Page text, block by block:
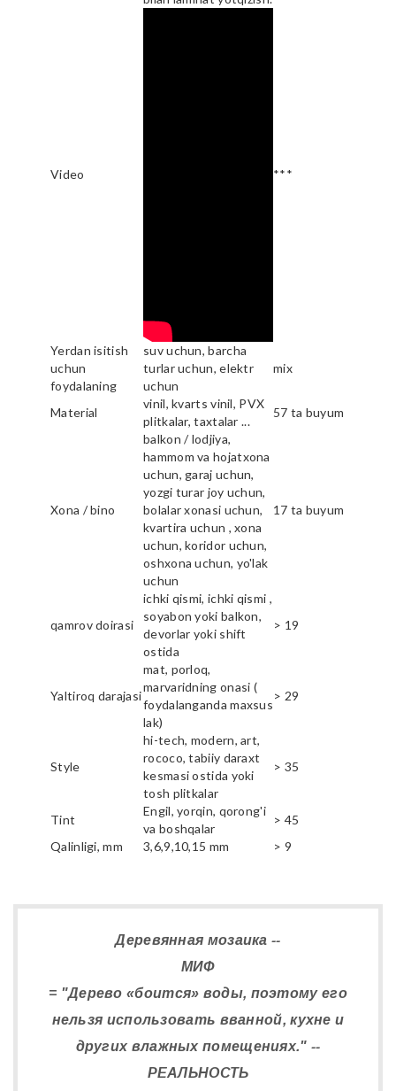
Video ***
Yerdan isitish
uchun
foydalaning
suv uchun, barcha
turlar uchun, elektr
uchun
mix
Material
vinil, kvarts vinil, PVX
plitkalar, taxtalar ...
57 ta buyum
Xona / bino
balkon / lodjiya,
hammom va hojatxona
uchun, garaj uchun,
yozgi turar joy uchun,
bolalar xonasi uchun,
kvartira uchun , xona
uchun, koridor uchun,
oshxona uchun, yo'lak
uchun
17 ta buyum
qamrov doirasi
ichki qismi, ichki qismi ,
soyabon yoki balkon,
devorlar yoki shift
ostida
> 19
Yaltiroq darajasi
mat, porloq,
marvaridning onasi (
foydalanganda maxsus
lak)
> 29
Style
hi-tech, modern, art,
rococo, tabiiy daraxt
kesmasi ostida yoki
tosh plitkalar
> 35
Tint
Engil, yorqin, qorong'i
va boshqalar
> 45
Qalinligi, mm
3,6,9,10,15 mm > 9
Деревянная мозаика --
МИФ
= "Дерево «боится» воды, поэтому его
нельзя использовать вванной, кухне и
других влажных помещениях." --
РЕАЛЬНОСТЬ